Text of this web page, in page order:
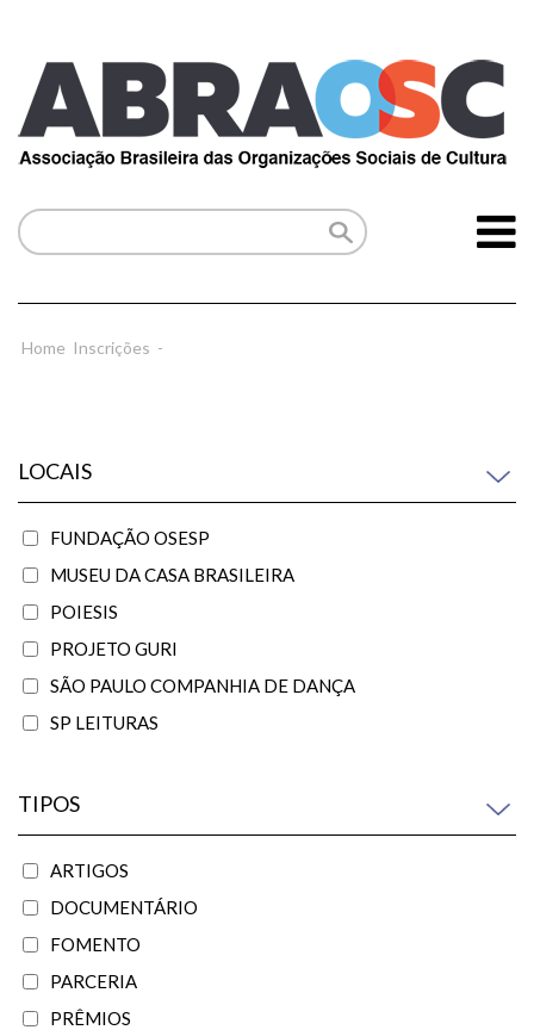
Home Inscrições -
LOCAIS
FUNDAÇÃO OSESP
MUSEU DA CASA BRASILEIRA
POIESIS
PROJETO GURI
SÃO PAULO COMPANHIA DE DANÇA
SP LEITURAS
TIPOS
ARTIGOS
DOCUMENTÁRIO
FOMENTO
PARCERIA
PRÊMIOS